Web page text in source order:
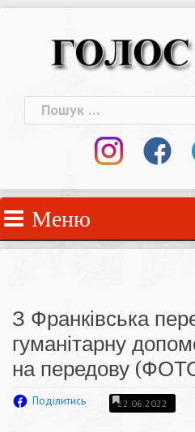
Пошук:
Меню
З Франківська
гуманітарну
на передову
Поділитись 22.06.2022